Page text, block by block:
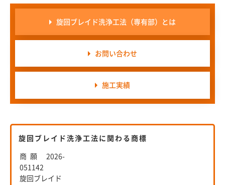
旋回ブレイド洗浄工法（専有部）とは
お問い合わせ
施工実績
旋回ブレイド洗浄工法に関わる商標
商願 2026-
051142
旋回ブレイド